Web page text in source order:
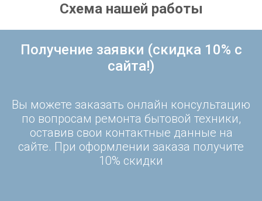
Схема нашей работы
Получение заявки (скидка 10% с
сайта!)
Вы можете заказать онлайн консультацию
по вопросам ремонта бытовой техники,
оставив свои контактные данные на
сайте. При оформлении заказа получите
10% скидки